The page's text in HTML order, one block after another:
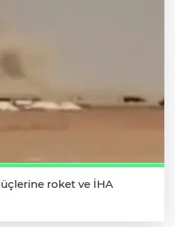
roket ve İHA